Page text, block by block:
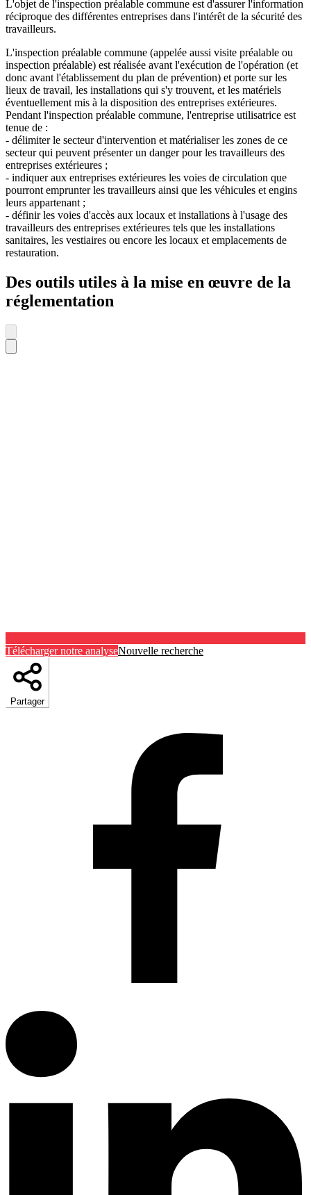
L'objet de l'inspection préalable commune est d'assurer l'information
réciproque des différentes entreprises dans l'intérêt de la sécurité des
travailleurs.
L'inspection préalable commune (appelée aussi visite préalable ou
inspection préalable) est réalisée avant l'exécution de l'opération (et
donc avant l'établissement du plan de prévention) et porte sur les
lieux de travail, les installations qui s'y trouvent, et les matériels
éventuellement mis à la disposition des entreprises extérieures.
Pendant l'inspection préalable commune, l'entreprise utilisatrice est
tenue de :
- délimiter le secteur d'intervention et matérialiser les zones de ce
secteur qui peuvent présenter un danger pour les travailleurs des
entreprises extérieures ;
- indiquer aux entreprises extérieures les voies de circulation que
pourront emprunter les travailleurs ainsi que les véhicules et engins
leurs appartenant ;
- définir les voies d'accès aux locaux et installations à l'usage des
travailleurs des entreprises extérieures tels que les installations
sanitaires, les vestiaires ou encore les locaux et emplacements de
restauration.
Des outils utiles à la mise en œuvre de la
réglementation
Télécharger notre analyseNouvelle recherche
Partager